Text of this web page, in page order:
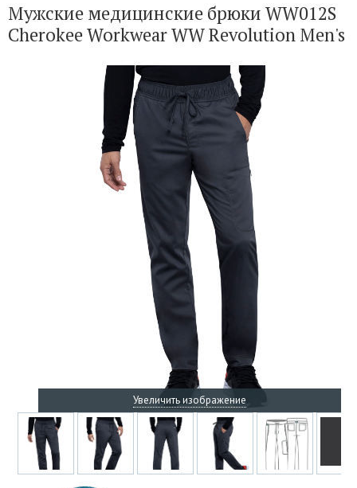
Мужские медицинские брюки WW012S
Cherokee Workwear WW Revolution Men's
Увеличить изображение